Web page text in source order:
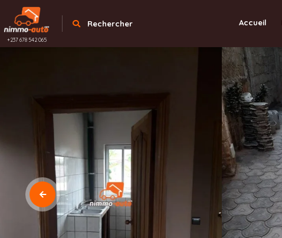
+237 678 542 065
Rechercher Accueil